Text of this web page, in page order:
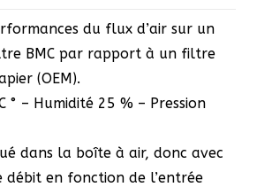
du flux d’air sur un
BMC par rapport à un filtre
(OEM).
° – Humidité 25 % – Pression
dans la boîte à air, donc avec
débit en fonction de l’entrée